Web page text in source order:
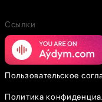
Ссылки
Пользовательское
Политика